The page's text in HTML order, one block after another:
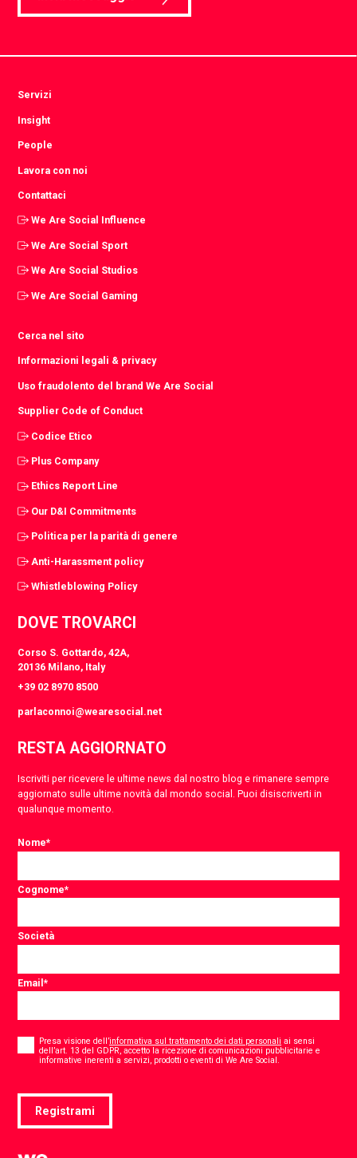
Servizi
Insight
People
Lavora con noi
Contattaci
We Are Social Influence
We Are Social Sport
We Are Social Studios
We Are Social Gaming
Cerca nel sito
Informazioni legali & privacy
Uso fraudolento del brand We Are Social
Supplier Code of Conduct
Codice Etico
Plus Company
Ethics Report Line
Our D&I Commitments
Politica per la parità di genere
Anti-Harassment policy
Whistleblowing Policy
DOVE TROVARCI
Corso S. Gottardo, 42A,
20136 Milano, Italy
+39 02 8970 8500
parlaconnoi@wearesocial.net
RESTA AGGIORNATO
Iscriviti per ricevere le ultime news dal nostro blog e rimanere sempre
aggiornato sulle ultime novità dal mondo social. Puoi disiscriverti in
qualunque momento.
Nome*
Cognome*
Società
Email*
Consent
Presa visione dell’informativa sul trattamento dei dati personali ai sensi
dell’art. 13 del GDPR, accetto la ricezione di comunicazioni pubblicitarie e
informative inerenti a servizi, prodotti o eventi di We Are Social.
Registrami